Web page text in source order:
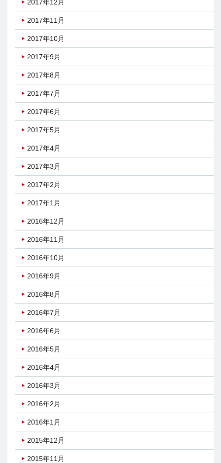
2017年12月
2017年11月
2017年10月
2017年9月
2017年8月
2017年7月
2017年6月
2017年5月
2017年4月
2017年3月
2017年2月
2017年1月
2016年12月
2016年11月
2016年10月
2016年9月
2016年8月
2016年7月
2016年6月
2016年5月
2016年4月
2016年3月
2016年2月
2016年1月
2015年12月
2015年11月